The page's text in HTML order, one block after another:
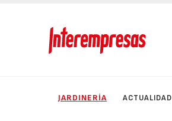
JARDINERÍA ACTUALIDAD